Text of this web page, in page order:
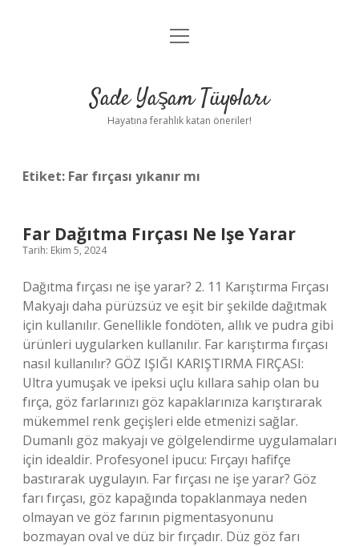
Anasayfa
Yasal Uyarı
menüyü
Sade Yaşam Tüyoları
Hayatına ferahlık katan öneriler!
Etiket: Far fırçası yıkanır mı
Far Dağıtma Fırçası Ne Işe Yarar
Tarih: Ekim 5, 2024
Dağıtma fırçası ne işe yarar? 2. 11 Karıştırma Fırçası
Makyajı daha pürüzsüz ve eşit bir şekilde dağıtmak
için kullanılır. Genellikle fondöten, allık ve pudra gibi
ürünleri uygularken kullanılır. Far karıştırma fırçası
nasıl kullanılır? GÖZ IŞIĞI KARIŞTIRMA FIRÇASI:
Ultra yumuşak ve ipeksi uçlu kıllara sahip olan bu
fırça, göz farlarınızı göz kapaklarınıza karıştırarak
mükemmel renk geçişleri elde etmenizi sağlar.
Dumanlı göz makyajı ve gölgelendirme uygulamaları
için idealdir. Profesyonel ipucu: Fırçayı hafifçe
bastırarak uygulayın. Far fırçası ne işe yarar? Göz
farı fırçası, göz kapağında topaklanmaya neden
olmayan ve göz farının pigmentasyonunu
bozmayan oval ve düz bir fırçadır. Düz göz farı